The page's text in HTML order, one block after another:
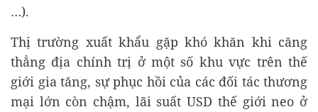
…).
Thị trường xuất khẩu gặp khó khăn khi căng
thẳng địa chính trị ở một số khu vực trên thế
giới gia tăng, sự phục hồi của các đối tác thương
mại lớn còn chậm, lãi suất USD thế giới neo ở